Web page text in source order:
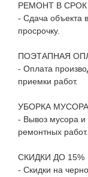
РЕМОНТ В СРОК
- Сдача объекта
просрочку.
ПОЭТАПНАЯ
- Оплата
приемки работ.
УБОРКА МУСОРА
- Вывоз мусора и
ремонтных работ.
СКИДКИ ДО 15%
- Скидки на